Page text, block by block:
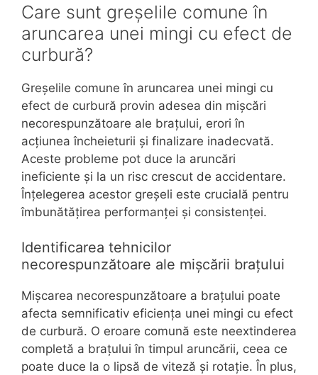
Care sunt greșelile comune în
aruncarea unei mingi cu efect de
curbură?
Greșelile comune în aruncarea unei mingi cu
efect de curbură provin adesea din mișcări
necorespunzătoare ale brațului, erori în
acțiunea încheieturii și finalizare inadecvată.
Aceste probleme pot duce la aruncări
ineficiente și la un risc crescut de accidentare.
Înțelegerea acestor greșeli este crucială pentru
îmbunătățirea performanței și consistenței.
Identificarea tehnicilor
necorespunzătoare ale mișcării brațului
Mișcarea necorespunzătoare a brațului poate
afecta semnificativ eficiența unei mingi cu efect
de curbură. O eroare comună este neextinderea
completă a brațului în timpul aruncării, ceea ce
poate duce la o lipsă de viteză și rotație. În plus,